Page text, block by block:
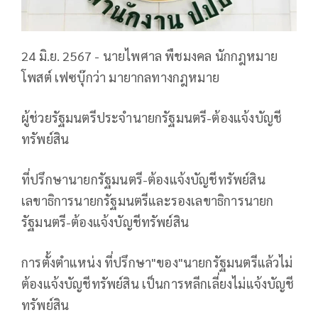
24 มิ.ย. 2567 - นายไพศาล พืชมงคล นักกฎหมาย
โพสต์ เฟซบุ๊กว่า มายากลทางกฎหมาย
ผู้ช่วยรัฐมนตรีประจำนายกรัฐมนตรี-ต้องแจ้งบัญชี
ทรัพย์สิน
ที่ปรึกษานายกรัฐมนตรี-ต้องแจ้งบัญชีทรัพย์สิน
เลขาธิการนายกรัฐมนตรีและรองเลขาธิการนายก
รัฐมนตรี-ต้องแจ้งบัญชีทรัพย์สิน
การตั้งตำแหน่ง ที่ปรึกษา"ของ"นายกรัฐมนตรีแล้วไม่
ต้องแจ้งบัญชีทรัพย์สิน เป็นการหลีกเลี่ยงไม่แจ้งบัญชี
ทรัพย์สิน